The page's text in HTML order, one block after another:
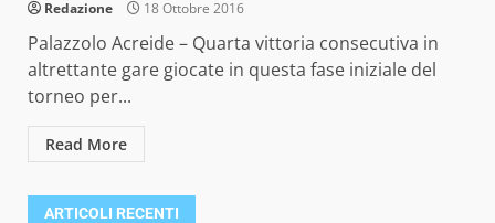
Redazione 18 Ottobre 2016
Palazzolo Acreide – Quarta vittoria consecutiva in
altrettante gare giocate in questa fase iniziale del
torneo per...
Read More
ARTICOLI RECENTI